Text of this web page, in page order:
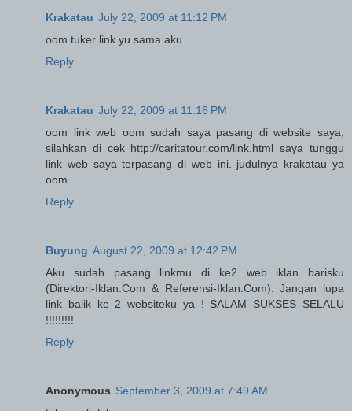
Krakatau July 22, 2009 at 11:12 PM
oom tuker link yu sama aku
Reply
Krakatau July 22, 2009 at 11:16 PM
oom link web oom sudah saya pasang di website saya,
silahkan di cek http://caritatour.com/link.html saya tunggu
link web saya terpasang di web ini. judulnya krakatau ya
oom
Reply
Buyung August 22, 2009 at 12:42 PM
Aku sudah pasang linkmu di ke2 web iklan barisku
(Direktori-Iklan.Com & Referensi-Iklan.Com). Jangan lupa
link balik ke 2 websiteku ya ! SALAM SUKSES SELALU
!!!!!!!!!
Reply
Anonymous September 3, 2009 at 7:49 AM